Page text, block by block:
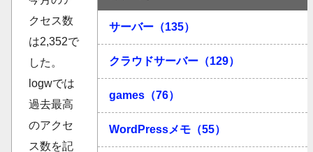
クセス数
は2,352で
した。
logwでは
過去最高
のアクセ
ス数を記
サーバー（135）
クラウドサーバー（129）
games（76）
WordPressメモ（55）